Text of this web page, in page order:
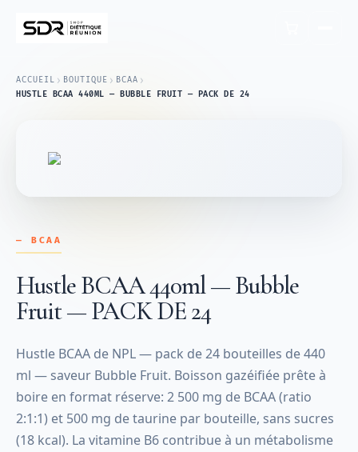
ACCUEIL › BOUTIQUE › BCAA ›
HUSTLE BCAA 440ML — BUBBLE FRUIT — PACK DE 24
— BCAA
Hustle BCAA 440ml — Bubble
Fruit — PACK DE 24
Hustle BCAA de NPL — pack de 24 bouteilles de 440
ml — saveur Bubble Fruit. Boisson gazéifiée prête à
boire en format réserve: 2 500 mg de BCAA (ratio
2:1:1) et 500 mg de taurine par bouteille, sans sucres
(18 kcal). La vitamine B6 contribue à un métabolisme